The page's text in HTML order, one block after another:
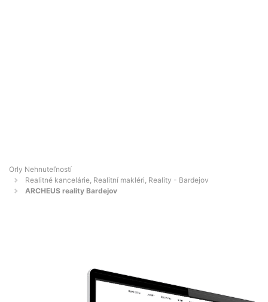
Orly Nehnuteľností
Realitné kancelárie, Realitní makléri, Reality - Bardejov
ARCHEUS reality Bardejov